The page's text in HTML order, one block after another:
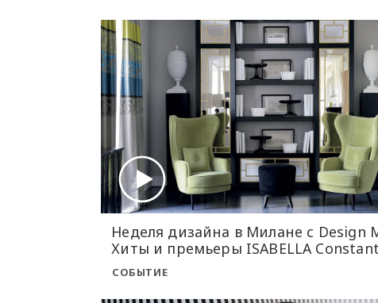
Неделя дизайна в Милане с Design
Хиты и премьеры ISABELLA
СОБЫТИЕ